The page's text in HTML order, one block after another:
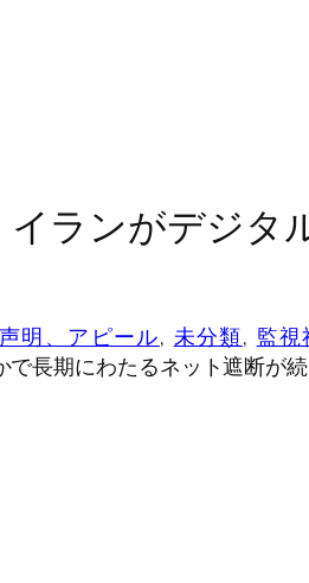
ランがデジタ
声明、アピール, 未分類, 監視
で長期にわたるネット遮断が